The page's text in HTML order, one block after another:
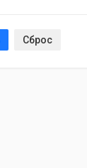
Сброс